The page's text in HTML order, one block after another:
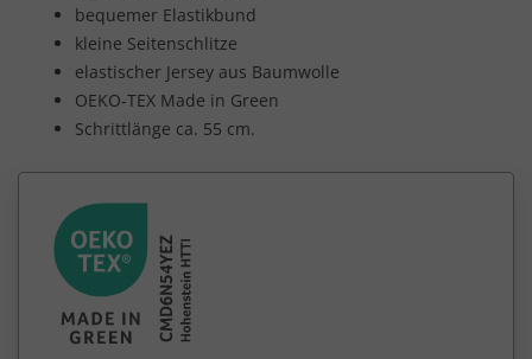
bequemer Elastikbund
kleine Seitenschlitze
elastischer Jersey aus Baumwolle
OEKO-TEX Made in Green
Schrittlänge ca. 55 cm.